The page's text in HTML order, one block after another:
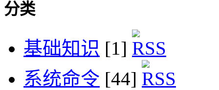
分类
基础知识 [1]
系统命令 [44]